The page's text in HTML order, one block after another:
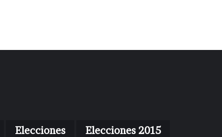
Elecciones
Elecciones 2015